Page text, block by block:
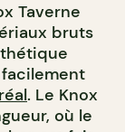
Taverne
bruts
. Le Knox
où le